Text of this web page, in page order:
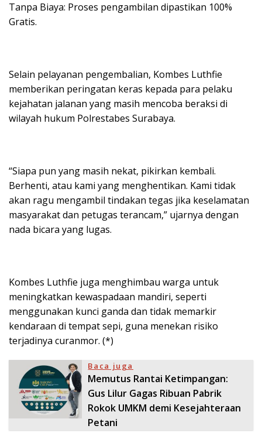
Tanpa Biaya: Proses pengambilan dipastikan 100%
Gratis.
Selain pelayanan pengembalian, Kombes Luthfie
memberikan peringatan keras kepada para pelaku
kejahatan jalanan yang masih mencoba beraksi di
wilayah hukum Polrestabes Surabaya.
“Siapa pun yang masih nekat, pikirkan kembali.
Berhenti, atau kami yang menghentikan. Kami tidak
akan ragu mengambil tindakan tegas jika keselamatan
masyarakat dan petugas terancam,” ujarnya dengan
nada bicara yang lugas.
Kombes Luthfie juga menghimbau warga untuk
meningkatkan kewaspadaan mandiri, seperti
menggunakan kunci ganda dan tidak memarkir
kendaraan di tempat sepi, guna menekan risiko
terjadinya curanmor. (*)
Baca juga
​Memutus Rantai Ketimpangan:
Gus Lilur Gagas Ribuan Pabrik
Rokok UMKM demi Kesejahteraan
Petani